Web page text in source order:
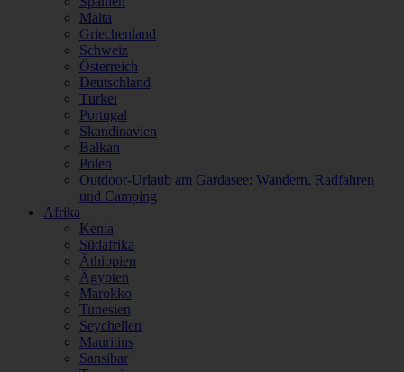
Malta
Griechenland
Schweiz
Österreich
Deutschland
Türkei
Portugal
Skandinavien
Balkan
Polen
Outdoor-Urlaub am Gardasee: Wandern, Radfahren
und Camping
Afrika
Kenia
Südafrika
Äthiopien
Ägypten
Marokko
Tunesien
Seychellen
Mauritius
Sansibar